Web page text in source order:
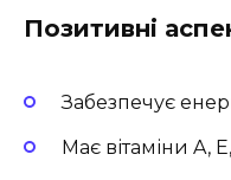
Позитивні
Забезпечує
Має вітаміни A,